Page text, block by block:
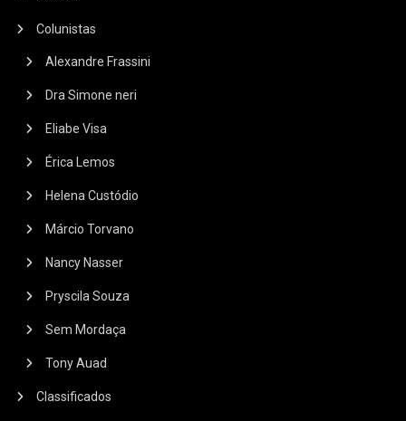
Colunistas
Alexandre Frassini
Dra Simone neri
Eliabe Visa
Érica Lemos
Helena Custódio
Márcio Torvano
Nancy Nasser
Pryscila Souza
Sem Mordaça
Tony Auad
Classificados